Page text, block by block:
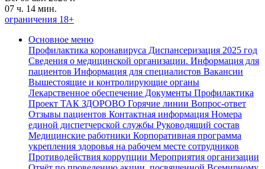
07 ч. 14 мин.
ограничения 18+
Основное меню
Профилактика коронавируса Диспансеризация 2025 год
Сведения о медицинской организации. Информация для
пациентов Информация для специалистов Вакансии
Вышестоящие и контролирующие органы
Лекарственное обеспечение Документы Профилактика
Проект ТАК ЗДОРОВО Горячие линии Вопрос-ответ
Отзывы пациентов Контактная информация Номера
единой диспетчерской службы Руководящий состав
Медицинские работники Корпоративная программа
укрепления здоровья на рабочем месте сотрудников
Противодействия коррупции Мероприятия организации